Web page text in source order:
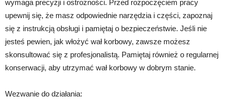
wymaga precyzji i ostrożności. Przed rozpoczęciem pracy
upewnij się, że masz odpowiednie narzędzia i części, zapoznaj
się z instrukcją obsługi i pamiętaj o bezpieczeństwie. Jeśli nie
jesteś pewien, jak włożyć wał korbowy, zawsze możesz
skonsultować się z profesjonalistą. Pamiętaj również o regularnej
konserwacji, aby utrzymać wał korbowy w dobrym stanie.
Wezwanie do działania: